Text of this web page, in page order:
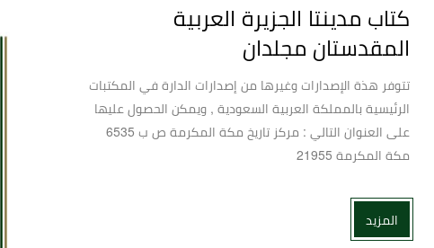
كتاب مدينتا الجزيرة العربية
المقدستان مجلدان
تتوفر هذة الإصدارات وغيرها من إصدارات الدارة في المكتبات
الرئيسية بالمملكة العربية السعودية , ويمكن الحصول عليها
على العنوان التالي : مركز تاريخ مكة المكرمة ص ب 6535
مكة المكرمة 21955
المزيد